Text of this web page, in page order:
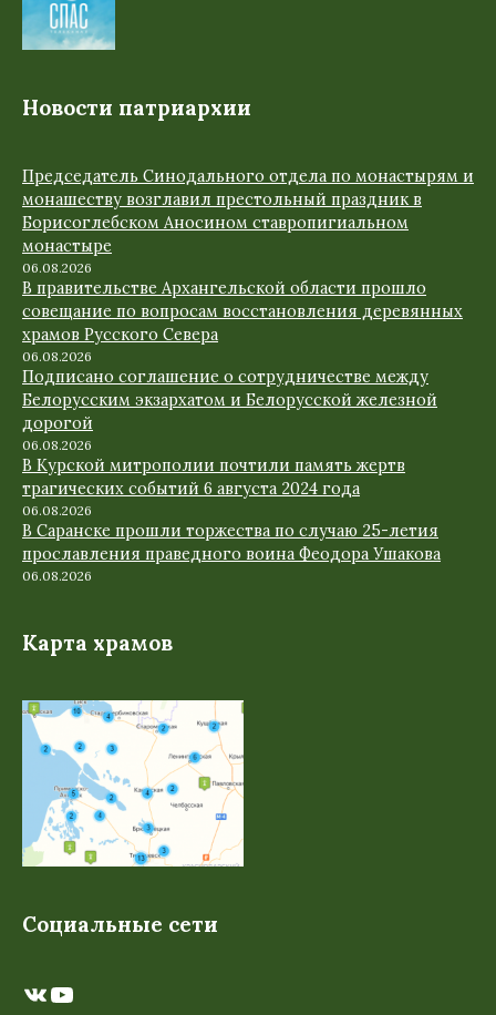
Новости патриархии
Председатель Синодального отдела по монастырям и
монашеству возглавил престольный праздник в
Борисоглебском Аносином ставропигиальном
монастыре
06.08.2026
В правительстве Архангельской области прошло
совещание по вопросам восстановления деревянных
храмов Русского Севера
06.08.2026
Подписано соглашение о сотрудничестве между
Белорусским экзархатом и Белорусской железной
дорогой
06.08.2026
В Курской митрополии почтили память жертв
трагических событий 6 августа 2024 года
06.08.2026
В Саранске прошли торжества по случаю 25-летия
прославления праведного воина Феодора Ушакова
06.08.2026
Карта храмов
Социальные сети
ВКонтакте
YouTube